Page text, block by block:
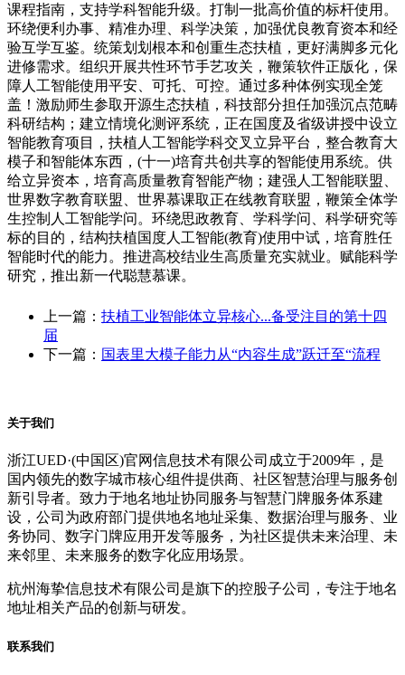
课程指南，支持学科智能升级。打制一批高价值的标杆使用。
环绕便利办事、精准办理、科学决策，加强优良教育资本和经
验互学互鉴。统策划划根本和创重生态扶植，更好满脚多元化
进修需求。组织开展共性环节手艺攻关，鞭策软件正版化，保
障人工智能使用平安、可托、可控。通过多种体例实现全笼
盖！激励师生参取开源生态扶植，科技部分担任加强沉点范畴
科研结构；建立情境化测评系统，正在国度及省级讲授中设立
智能教育项目，扶植人工智能学科交叉立异平台，整合教育大
模子和智能体东西，(十一)培育共创共享的智能使用系统。供
给立异资本，培育高质量教育智能产物；建强人工智能联盟、
世界数字教育联盟、世界慕课取正在线教育联盟，鞭策全体学
生控制人工智能学问。环绕思政教育、学科学问、科学研究等
标的目的，结构扶植国度人工智能(教育)使用中试，培育胜任
智能时代的能力。推进高校结业生高质量充实就业。赋能科学
研究，推出新一代聪慧慕课。
上一篇： 扶植工业智能体立异核心...备受注目的第十四
届
下一篇： 国表里大模子能力从“内容生成”跃迁至“流程
关于我们
浙江UED·(中国区)官网信息技术有限公司成立于2009年，是
国内领先的数字城市核心组件提供商、社区智慧治理与服务创
新引导者。致力于地名地址协同服务与智慧门牌服务体系建
设，公司为政府部门提供地名地址采集、数据治理与服务、业
务协同、数字门牌应用开发等服务，为社区提供未来治理、未
来邻里、未来服务的数字化应用场景。
杭州海挚信息技术有限公司是旗下的控股子公司，专注于地名
地址相关产品的创新与研发。
联系我们